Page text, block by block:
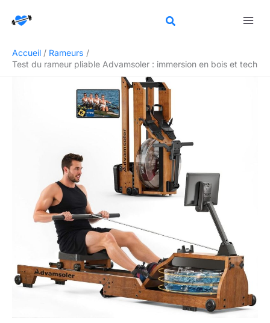
Accueil
Rameurs
Test du rameur pliable Advamsoler : immersion en bois et tech